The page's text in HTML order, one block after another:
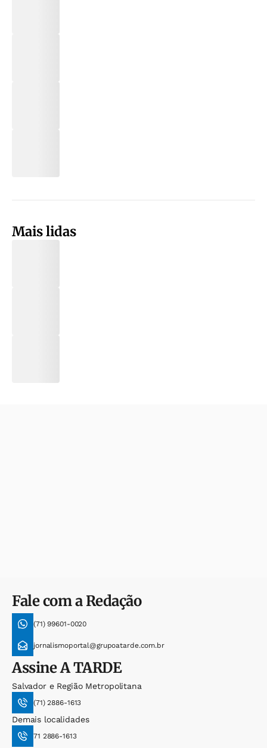
Mais lidas
Fale com a Redação
(71) 99601-0020
jornalismoportal@grupoatarde.com.br
AssineA TARDE
Salvador e Região Metropolitana
(71) 2886-1613
Demais localidades
71 2886-1613